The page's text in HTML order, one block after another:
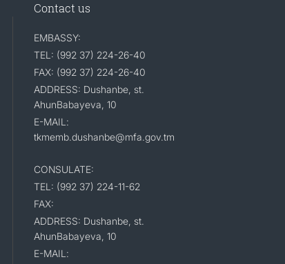
Contact us
EMBASSY:
TEL: (992 37) 224-26-40
FAX: (992 37) 224-26-40
ADDRESS: Dushanbe, st.
AhunBabayeva, 10
E-MAIL:
tkmemb.dushanbe@mfa.gov.tm
CONSULATE:
TEL: (992 37) 224-11-62
FAX:
ADDRESS: Dushanbe, st.
AhunBabayeva, 10
E-MAIL: